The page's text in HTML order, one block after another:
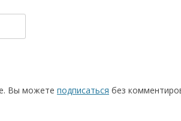
Вы можете подписаться без